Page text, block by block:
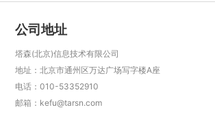
公司地址
塔森(北京)信息技术有限公司
地址：北京市通州区万达广场写字楼A座
电话：010-53352910
邮箱：kefu@tarsn.com